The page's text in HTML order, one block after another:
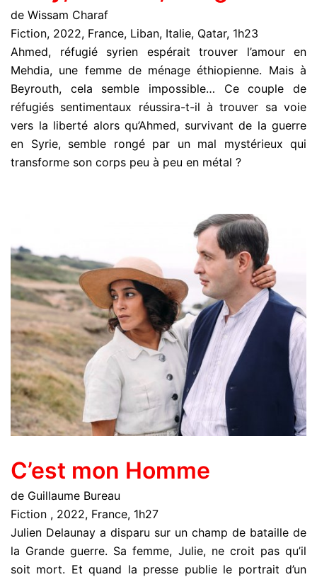
de Wissam Charaf
Fiction, 2022, France, Liban, Italie, Qatar, 1h23
Ahmed, réfugié syrien espérait trouver l’amour en
Mehdia, une femme de ménage éthiopienne. Mais à
Beyrouth, cela semble impossible… Ce couple de
réfugiés sentimentaux réussira-t-il à trouver sa voie
vers la liberté alors qu’Ahmed, survivant de la guerre
en Syrie, semble rongé par un mal mystérieux qui
transforme son corps peu à peu en métal ?
C’est mon Homme
de Guillaume Bureau
Fiction , 2022, France, 1h27
Julien Delaunay a disparu sur un champ de bataille de
la Grande guerre. Sa femme, Julie, ne croit pas qu’il
soit mort. Et quand la presse publie le portrait d’un